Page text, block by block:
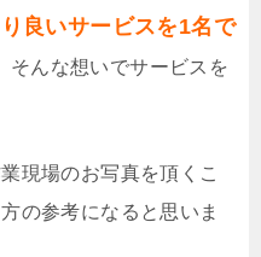
り良いサービスを1名で
そんな想いでサービスを
現場のお写真を頂くこ
の参考になると思いま